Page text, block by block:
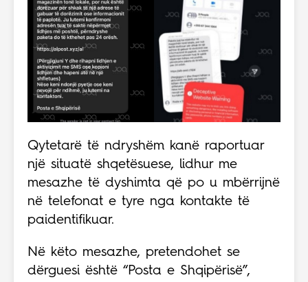
Qytetarë të ndryshëm kanë raportuar
një situatë shqetësuese, lidhur me
mesazhe të dyshimta që po u mbërrijnë
në telefonat e tyre nga kontakte të
paidentifikuar.
Në këto mesazhe, pretendohet se
dërguesi është “Posta e Shqipërisë”,